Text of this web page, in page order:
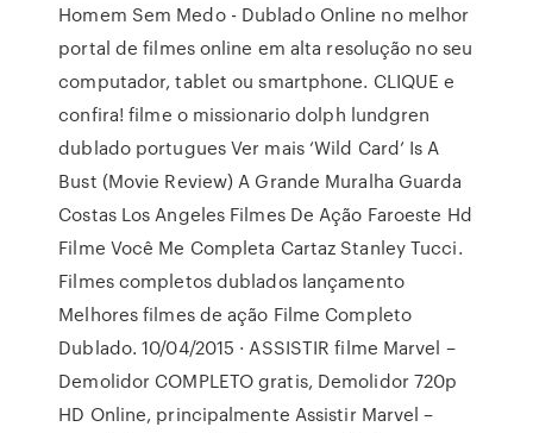
Homem Sem Medo - Dublado Online no melhor
portal de filmes online em alta resolução no seu
computador, tablet ou smartphone. CLIQUE e
confira! filme o missionario dolph lundgren
dublado portugues Ver mais ‘Wild Card’ Is A
Bust (Movie Review) A Grande Muralha Guarda
Costas Los Angeles Filmes De Ação Faroeste Hd
Filme Você Me Completa Cartaz Stanley Tucci.
Filmes completos dublados lançamento
Melhores filmes de ação Filme Completo
Dublado. 10/04/2015 · ASSISTIR filme Marvel –
Demolidor COMPLETO gratis, Demolidor 720p
HD Online, principalmente Assistir Marvel –